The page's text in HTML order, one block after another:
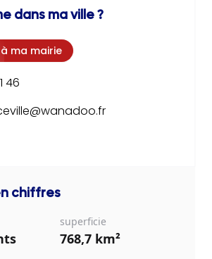
dans ma ville ?
ma mairie
46
chiffres
superficie
768,7 km²